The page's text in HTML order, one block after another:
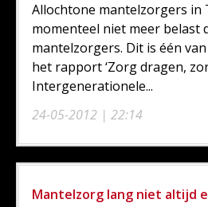
24-05-2012 | 22:14
Allochtone mantelzorgers in
momenteel niet meer belast
mantelzorgers. Dit is één
het rapport ‘Zorg dragen,
Intergenerationele...
Mantelzorg lang niet altijd